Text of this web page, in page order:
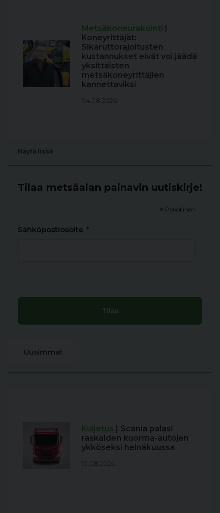
Metsäkoneurakointi |
Koneyrittäjät:
Sikaruttorajoitusten
kustannukset eivät voi jäädä
yksittäisten
metsäkoneyrittäjien
kannettaviksi
04.08.2026
Näytä lisää
Tilaa metsäalan painavin uutiskirje!
* Pakollinen
Sähköpostiosoite *
Uusimmat
Kuljetus | Scania palasi
raskaiden kuorma-autojen
ykköseksi heinäkuussa
10.08.2026